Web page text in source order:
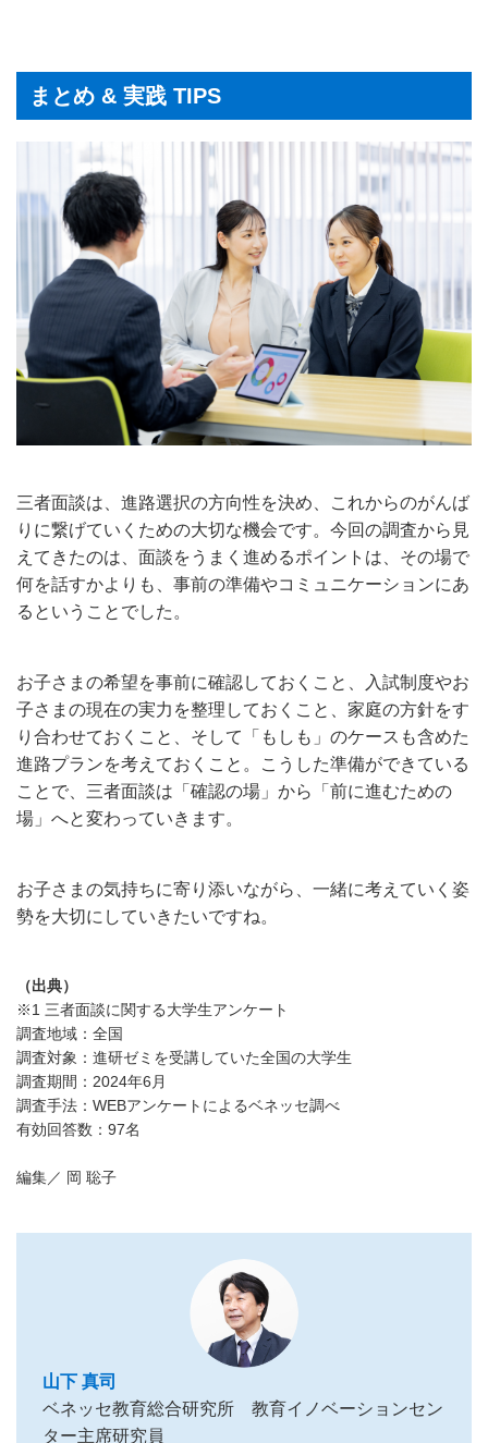
まとめ & 実践 TIPS
三者面談は、進路選択の方向性を決め、これからのがんば
りに繋げていくための大切な機会です。今回の調査から見
えてきたのは、面談をうまく進めるポイントは、その場で
何を話すかよりも、事前の準備やコミュニケーションにあ
るということでした。
お子さまの希望を事前に確認しておくこと、入試制度やお
子さまの現在の実力を整理しておくこと、家庭の方針をす
り合わせておくこと、そして「もしも」のケースも含めた
進路プランを考えておくこと。こうした準備ができている
ことで、三者面談は「確認の場」から「前に進むための
場」へと変わっていきます。
お子さまの気持ちに寄り添いながら、一緒に考えていく姿
勢を大切にしていきたいですね。
（出典）
※1 三者面談に関する大学生アンケート
調査地域：全国
調査対象：進研ゼミを受講していた全国の大学生
調査期間：2024年6月
調査手法：WEBアンケートによるベネッセ調べ
有効回答数：97名
編集／ 岡 聡子
山下 真司
ベネッセ教育総合研究所 教育イノベーションセン
ター主席研究員